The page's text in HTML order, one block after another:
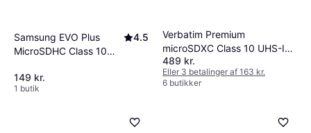
Samsung EVO Plus
MicroSDHC Class 10
32GB+Adapter
4.5
149 kr.
1 butik
Verbatim Premium
microSDXC Class 10 UHS-I
U1 V10 90 MB/s 256GB +SD
adapter
489 kr.
Eller 3 betalinger af 163 kr.
6 butikker